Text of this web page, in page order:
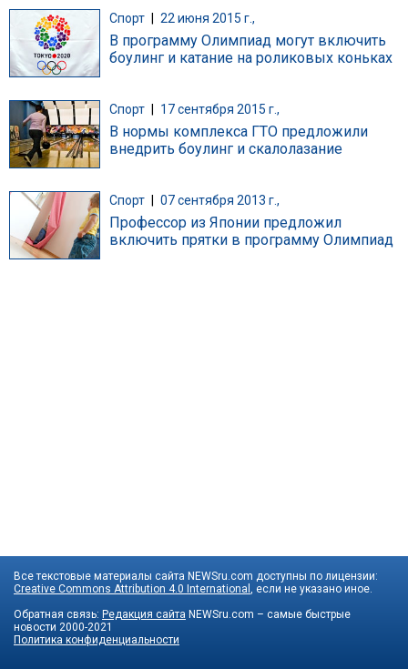
Спорт 22 июня 2015 г.,
В программу Олимпиад могут включить
боулинг и катание на роликовых коньках
Спорт 17 сентября 2015 г.,
В нормы комплекса ГТО предложили
внедрить боулинг и скалолазание
Спорт 07 сентября 2013 г.,
Профессор из Японии предложил
включить прятки в программу Олимпиад
Все текстовые материалы сайта NEWSru.com доступны по лицензии:
Creative Commons Attribution 4.0 International
, если не указано иное.
Обратная связь: Редакция сайта NEWSru.com – самые быстрые
новости 2000-2021
Политика конфиденциальности